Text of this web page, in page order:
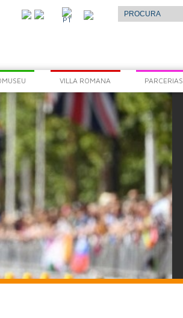
Select Language
PT
VILLA ROMANA PARCERIAS